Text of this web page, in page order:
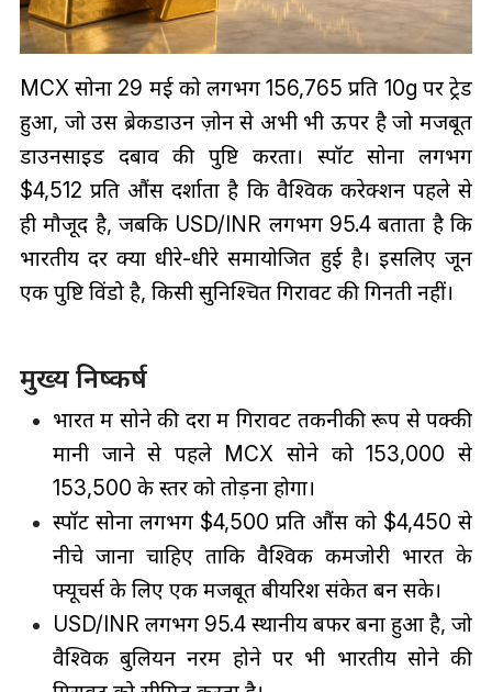
MCX सोना 29 मई को लगभग ₹156,765 प्रति 10g पर ट्रेड
हुआ, जो उस ब्रेकडाउन ज़ोन से अभी भी ऊपर है जो मजबूत
डाउनसाइड दबाव की पुष्टि करता। स्पॉट सोना लगभग
$4,512 प्रति औंस दर्शाता है कि वैश्विक करेक्शन पहले से
ही मौजूद है, जबकि USD/INR लगभग 95.4 बताता है कि
भारतीय दर क्यों धीरे-धीरे समायोजित हुई है। इसलिए जून
एक पुष्टि विंडो है, किसी सुनिश्चित गिरावट की गिनती नहीं।
मुख्य निष्कर्ष
भारत में सोने की दरों में गिरावट तकनीकी रूप से पक्की
मानी जाने से पहले MCX सोने को ₹153,000 से
₹153,500 के स्तर को तोड़ना होगा।
स्पॉट सोना लगभग $4,500 प्रति औंस को $4,450 से
नीचे जाना चाहिए ताकि वैश्विक कमजोरी भारत के
फ्यूचर्स के लिए एक मजबूत बीयरिश संकेत बन सके।
USD/INR लगभग 95.4 स्थानीय बफर बना हुआ है, जो
वैश्विक बुलियन नरम होने पर भी भारतीय सोने की